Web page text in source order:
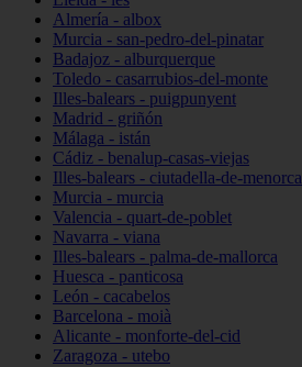
Almería - albox
Murcia - san-pedro-del-pinatar
Badajoz - alburquerque
Toledo - casarrubios-del-monte
Illes-balears - puigpunyent
Madrid - griñón
Málaga - istán
Cádiz - benalup-casas-viejas
Illes-balears - ciutadella-de-menorca
Murcia - murcia
Valencia - quart-de-poblet
Navarra - viana
Illes-balears - palma-de-mallorca
Huesca - panticosa
León - cacabelos
Barcelona - moià
Alicante - monforte-del-cid
Zaragoza - utebo